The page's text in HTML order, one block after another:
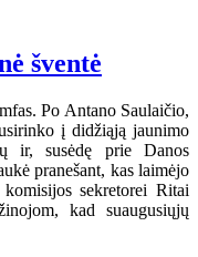
šventė
Po Antano Saulaičio,
į didžiąją jaunimo
ir, susėdę prie Danos
pranešant, kas laimėjo
sekretorei Ritai
kad suaugusiųjų